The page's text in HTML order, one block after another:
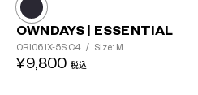
OWNDAYS | ESSENTIAL
OR1061X-5S C4 / Size: M
¥9,800 税込